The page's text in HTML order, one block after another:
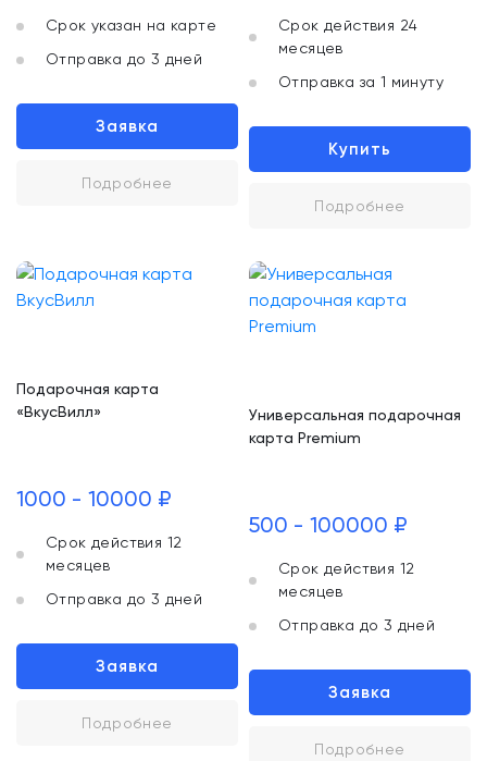
Срок указан на карте
Отправка до 3 дней
Заявка
Подробнее
Срок действия 24
месяцев
Отправка за 1 минуту
Купить
Подробнее
Подарочная карта
«ВкусВилл»
1000 - 10000 ₽
Срок действия 12
месяцев
Отправка до 3 дней
Заявка
Подробнее
Универсальная подарочная
карта Premium
500 - 100000 ₽
Срок действия 12
месяцев
Отправка до 3 дней
Заявка
Подробнее